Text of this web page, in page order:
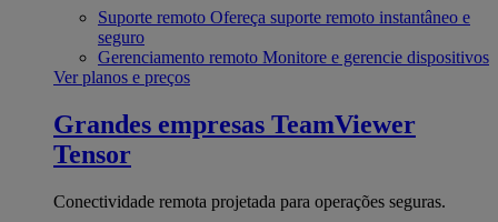
Suporte remoto Ofereça suporte remoto instantâneo e
seguro
Gerenciamento remoto Monitore e gerencie dispositivos
Ver planos e preços
Grandes empresas TeamViewer
Tensor
Conectividade remota projetada para operações seguras.